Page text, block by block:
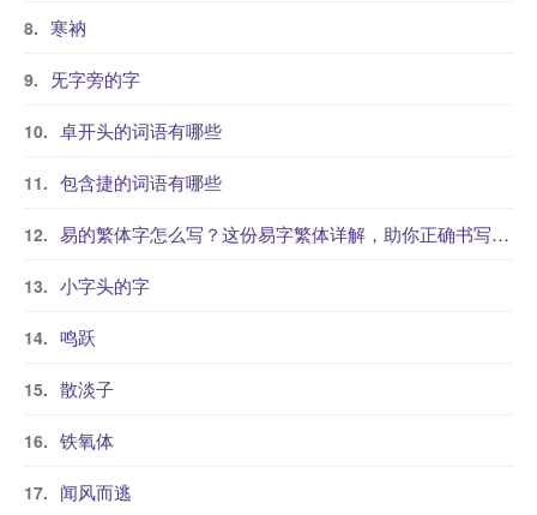
寒衲
旡字旁的字
卓开头的词语有哪些
包含捷的词语有哪些
易的繁体字怎么写？这份易字繁体详解，助你正确书写汉字_汉字繁体学习
小字头的字
鸣跃
散淡子
铁氧体
闻风而逃